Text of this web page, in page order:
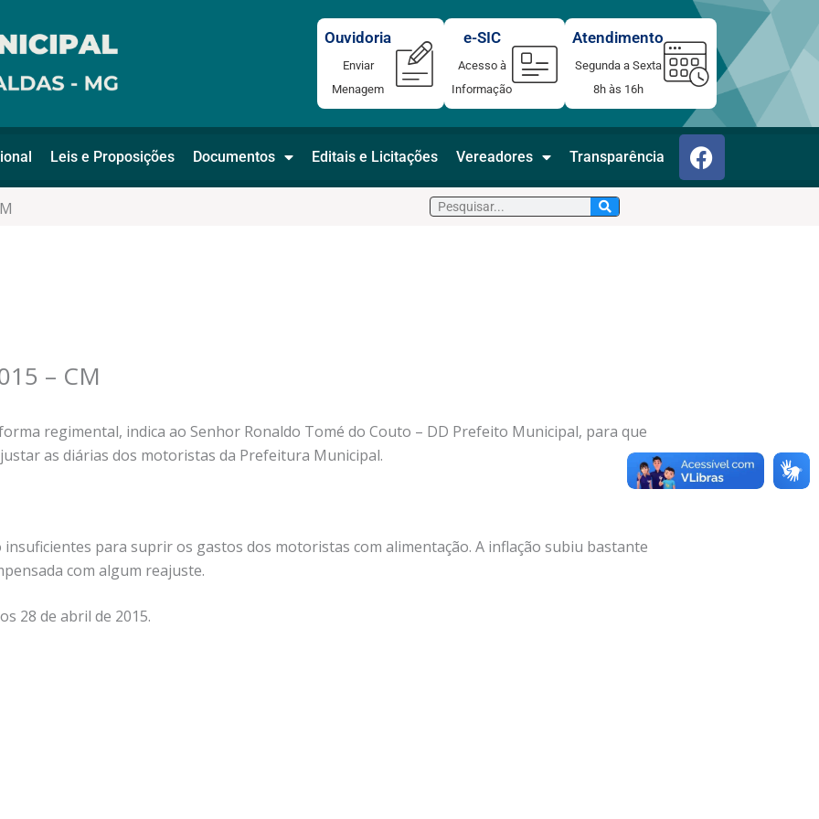
Atendimento
Segunda a Sexta
8h às 16h
e-SIC
Acesso à
Informação
Ouvidoria
Enviar
Menagem
Leis e Proposições Documentos Editais e Licitações Vereadores Transparência F
a
c
Pesquisar
– CM
regimental, indica ao Senhor Ronaldo Tomé do Couto – DD Prefeito Municipal, para que
as diárias dos motoristas da Prefeitura Municipal.
para suprir os gastos dos motoristas com alimentação. A inflação subiu bastante
com algum reajuste.
28 de abril de 2015.